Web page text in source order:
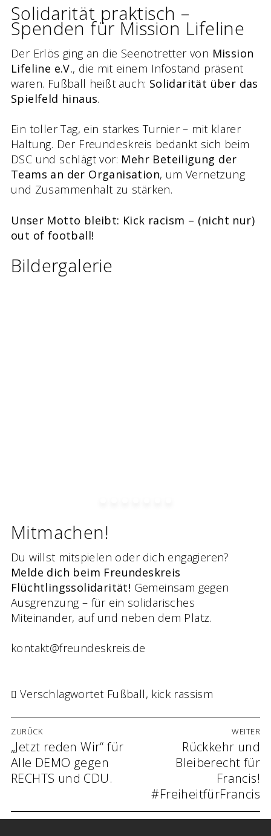
Solidarität praktisch –
Spenden für Mission Lifeline
Der Erlös ging an die Seenotretter von Mission
Lifeline e.V., die mit einem Infostand präsent
waren. Fußball heißt auch: Solidarität über das
Spielfeld hinaus.
Ein toller Tag, ein starkes Turnier – mit klarer
Haltung. Der Freundeskreis bedankt sich beim
DSC und schlägt vor: Mehr Beteiligung der
Teams an der Organisation, um Vernetzung
und Zusammenhalt zu stärken.
Unser Motto bleibt: Kick racism – (nicht nur)
out of football!
Bildergalerie
Mitmachen!
Du willst mitspielen oder dich engagieren?
Melde dich beim Freundeskreis
Flüchtlingssolidarität! Gemeinsam gegen
Ausgrenzung – für ein solidarisches
Miteinander, auf und neben dem Platz.
kontakt@freundeskreis.de
Verschlagwortet Fußball, kick rassism
Beitrags-
Navigation
ZURÜCK
Vorheriger
Beitrag:
„Jetzt reden Wir“ für
Alle DEMO gegen
RECHTS und CDU.
WEITER
Nächster
Beitrag:
Rückkehr und
Bleiberecht für
Francis!
#FreiheitfürFrancis